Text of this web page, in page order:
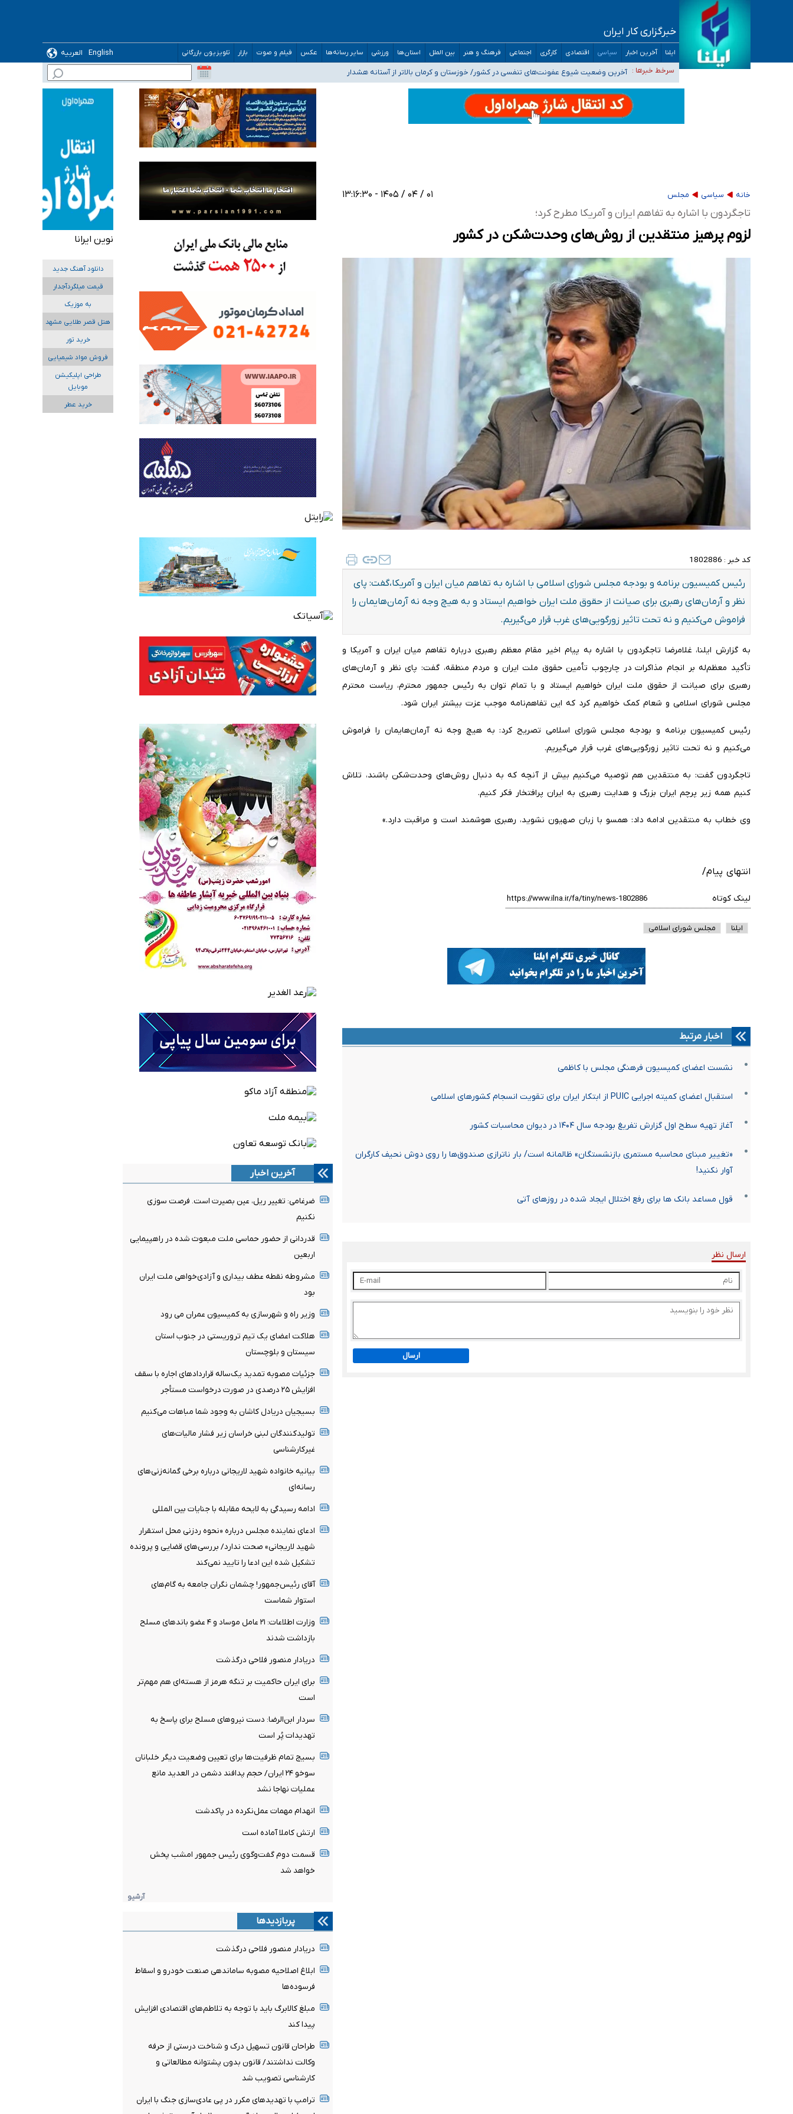
خبرگزاری کار ایران
ایلنا آخرین اخبار سیاسی اقتصادی کارگری اجتماعی فرهنگ و هنر بین الملل استان‌ها ورزشی سایر رسانه‌ها عکس فیلم و صوت بازار تلویزیون بازرگانی English
العربیه
سرخط خبرها :
تعویق آزمون ورودی دکترای تخصصی فرماندهی صحنه عملیات و دکترای تخصصی جغرافیای نظامی دافوس آجا
خبرنگاران راویان حقیقت با دغدغه نان، مسکن و بیمه
آخرین وضعیت شیوع عفونت‌های تنفسی در کشور/ خوزستان و کرمان بالاتر از آستانه هشدار
هیچ پرستاری بازداشت یا اخراج نشده است/ از رئیس جمهور خواستیم ورود کند
ثبت‌نام بخش عمده دانش‌آموزان مدارس ایرانی امارات در کشور/ درباره محصلان باقی‌مانده در دبی متناسب با شرایط جدید تصمیم‌گیری می‌شود
خانه سیاسی مجلس ۰۱ / ۰۴ / ۱۴۰۵ - ۱۳:۱۶:۳۰
تاجگردون با اشاره به تفاهم ایران و آمریکا مطرح کرد؛
لزوم پرهیز منتقدین از روش‌های وحدت‌شکن در کشور
کد خبر : 1802886
رئیس کمیسیون برنامه و بودجه مجلس شورای اسلامی با اشاره به تفاهم میان ایران و آمریکا،گفت: پای
نظر و آرمان‌های رهبری برای صیانت از حقوق ملت ایران خواهیم ایستاد و به هیچ وجه نه آرمان‌هایمان را
فراموش می‌کنیم و نه تحت تاثیر زورگویی‌های غرب قرار می‌گیریم.
به گزارش ایلنا، غلامرضا تاجگردون با اشاره به پیام اخیر مقام معظم رهبری درباره تفاهم میان ایران و آمریکا و
تأکید معظم‌له بر انجام مذاکرات در چارچوب تأمین حقوق ملت ایران و مردم منطقه، گفت: پای نظر و آرمان‌های
رهبری برای صیانت از حقوق ملت ایران خواهیم ایستاد و با تمام توان به رئیس جمهور محترم، ریاست محترم
مجلس شورای اسلامی و شعام کمک خواهیم کرد که این تفاهم‌نامه موجب عزت بیشتر ایران شود.
رئیس کمیسیون برنامه و بودجه مجلس شورای اسلامی تصریح کرد: به هیچ وجه نه آرمان‌هایمان را فراموش
می‌کنیم و نه تحت تاثیر زورگویی‌های غرب قرار می‌گیریم.
تاجگردون گفت: به منتقدین هم توصیه می‌کنیم بیش از آنچه که به دنبال روش‌های وحدت‌شکن باشند، تلاش
کنیم همه زیر پرچم ایران بزرگ و هدایت رهبری به ایران پرافتخار فکر کنیم.
وی خطاب به منتقدین ادامه داد: همسو با زبان صهیون نشوید، رهبری هوشمند است و مراقبت دارد.»
انتهای پیام/
لینک کوتاه
ایلنا مجلس شورای اسلامی
اخبار مرتبط
نشست اعضای کمیسیون فرهنگی مجلس با کاظمی
استقبال اعضای کمیته اجرایی PUIC از ابتکار ایران برای تقویت انسجام کشورهای اسلامی
آغاز تهیه سطح اول گزارش تفریغ بودجه سال ۱۴۰۴ در دیوان محاسبات کشور
«تغییر مبنای محاسبه مستمری بازنشستگان» ظالمانه است/ بار ناترازی صندوق‌ها را روی دوش نحیف کارگران
آوار نکنید!
قول مساعد بانک ها برای رفع اختلال ایجاد شده در روزهای آتی
ارسال نظر
ارسال
آخرین اخبار
ضرغامی: تغییر ریل، عین بصیرت است. فرصت سوزی
نکنیم
قدردانی از حضور حماسی ملت مبعوث شده در راهپیمایی
اربعین
مشروطه نقطه عطف بیداری و آزادی‌خواهی ملت ایران
بود
وزیر راه و شهرسازی به کمیسیون عمران می رود
هلاکت اعضای یک تیم تروریستی در جنوب استان
سیستان و بلوچستان
جزئیات مصوبه تمدید یک‌ساله قرارداد‌های اجاره با سقف
افزایش ۲۵ درصدی در صورت درخواست مستأجر
بسیجیان‌ دریادل‌ کاشان به‌ وجود شما مباهات می‌کنیم
تولیدکنندگان لبنی خراسان زیر فشار مالیات‌های
غیرکارشناسی
بیانیه خانواده شهید لاریجانی درباره برخی گمانه‌زنی‌های
رسانه‌ای
ادامه رسیدگی به لایحه مقابله با جنایات بین المللی
ادعای نماینده مجلس درباره «نحوه ردزنی محل استقرار
شهید لاریجانی» صحت ندارد/ بررسی‌های قضایی و پرونده
تشکیل شده این ادعا را تایید نمی‌کند
آقای رئیس‌جمهور! چشمان نگران جامعه به گام‌های
استوار شماست
وزارت اطلاعات: ۲۱ عامل موساد و ۴ عضو باندهای مسلح
بازداشت شدند
دریادار منصور فلاحی درگذشت
برای ایران حاکمیت بر تنگه هرمز از هسته‌ای هم مهم‌تر
است
سردار ابن‌الرضا: دست نیروهای مسلح برای پاسخ به
تهدیدات پُر است
بسیج تمام ظرفیت‌ها برای تعیین وضعیت دیگر خلبانان
سوخو ۲۴ ایران/ حجم پدافند دشمن در العدید مانع
عملیات نهاجا نشد
انهدام مهمات عمل‌نکرده در پاکدشت
ارتش کاملا آماده است
قسمت دوم گفت‌وگوی رئیس جمهور امشب پخش
خواهد شد
آرشیو
پربازدیدها
دریادار منصور فلاحی درگذشت
ابلاغ اصلاحیه مصوبه ساماندهی صنعت خودرو و اسقاط
فرسوده‌ها
مبلغ کالابرگ باید با توجه به تلاطم‌های اقتصادی افزایش
پیدا کند
طراحان قانون تسهیل درک و شناخت درستی از حرفه
وکالت نداشتند/ قانون بدون پشتوانه مطالعاتی و
کارشناسی تصویب شد
ترامپ با تهدیدهای مکرر در پی عادی‌سازی جنگ با ایران
نوین ایرانا
دانلود آهنگ جدید
قیمت میلگردآجدار
به موزیک
هتل قصر طلایی مشهد
خرید تور
فروش مواد شیمیایی
طراحی اپلیکیشن
موبایل
خرید عطر